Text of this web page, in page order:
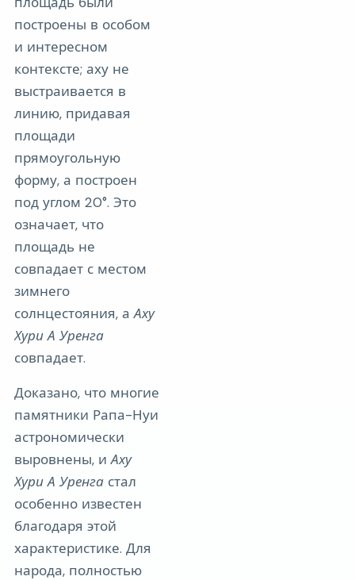
построены в особом
и интересном
контексте; аху не
выстраивается в
линию, придавая
площади
прямоугольную
форму, а построен
под углом 20°. Это
означает, что
площадь не
совпадает с местом
зимнего
солнцестояния, аАху
Хури А Уренга
совпадает.
Доказано, что многие
памятники Рапа-Нуи
астрономически
выровнены, иАху
Хури А Уренгастал
особенно известен
благодаря этой
характеристике. Для
народа, полностью